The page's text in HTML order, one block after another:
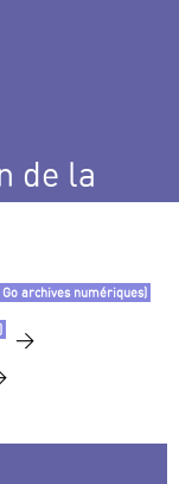
de la
archives numériques)
>